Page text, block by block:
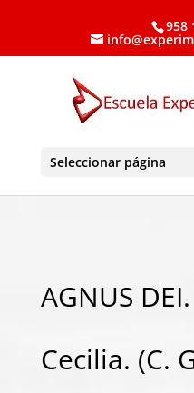
958
Seleccionar página
AGNUS
Cecilia. (C.